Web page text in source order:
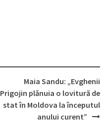
Maia Sandu: „Evghenii
Prigojin plănuia o lovitură de
stat în Moldova la începutul
anului curent”